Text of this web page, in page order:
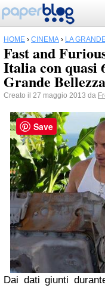
HOME › CINEMA › LA
Fast and
Italia con quasi
Grande Bellezza
Creato il 27 maggio 2013 da
Dai dati giunti
Save